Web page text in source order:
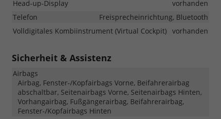
Head-up-Display
vorhanden
Telefon
Freisprecheinrichtung, Bluetooth
Volldigitales Kombiinstrument (Virtual Cockpit) vorhanden
Sicherheit & Assistenz
Airbags
Airbag, Fenster-/Kopfairbags Vorne, Beifahrerairbag
abschaltbar, Seitenairbags Vorne, Seitenairbags Hinten,
Vorhangairbag, Fußgängerairbag, Beifahrerairbag,
Fenster-/Kopfairbags Hinten